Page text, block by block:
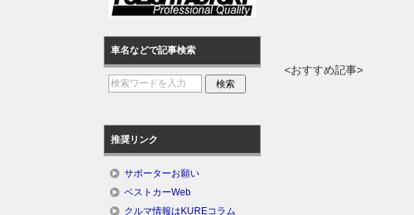
<おすすめ記事>
車名などで記事検索
推奨リンク
サポーターお願い
ベストカーWeb
クルマ情報はKUREコラム